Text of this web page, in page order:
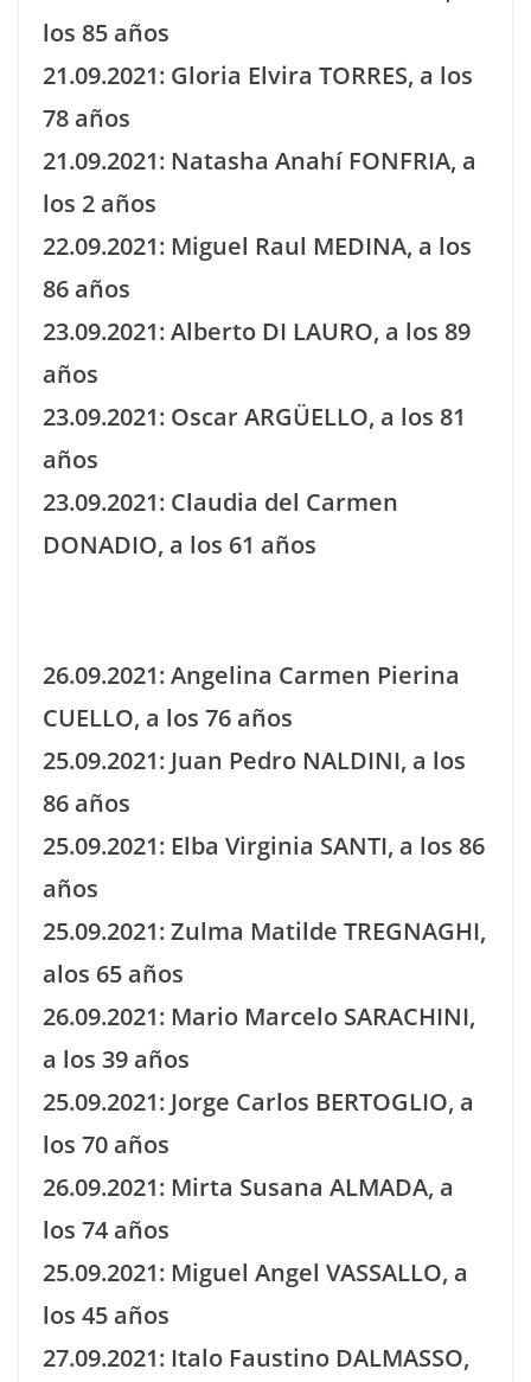
los 85 años
21.09.2021: Gloria Elvira TORRES, a los
78 años
21.09.2021: Natasha Anahí FONFRIA, a
los 2 años
22.09.2021: Miguel Raul MEDINA, a los
86 años
23.09.2021: Alberto DI LAURO, a los 89
años
23.09.2021: Oscar ARGÜELLO, a los 81
años
23.09.2021: Claudia del Carmen
DONADIO, a los 61 años
26.09.2021: Angelina Carmen Pierina
CUELLO, a los 76 años
25.09.2021: Juan Pedro NALDINI, a los
86 años
25.09.2021: Elba Virginia SANTI, a los 86
años
25.09.2021: Zulma Matilde TREGNAGHI,
alos 65 años
26.09.2021: Mario Marcelo SARACHINI,
a los 39 años
25.09.2021: Jorge Carlos BERTOGLIO, a
los 70 años
26.09.2021: Mirta Susana ALMADA, a
los 74 años
25.09.2021: Miguel Angel VASSALLO, a
los 45 años
27.09.2021: Italo Faustino DALMASSO,